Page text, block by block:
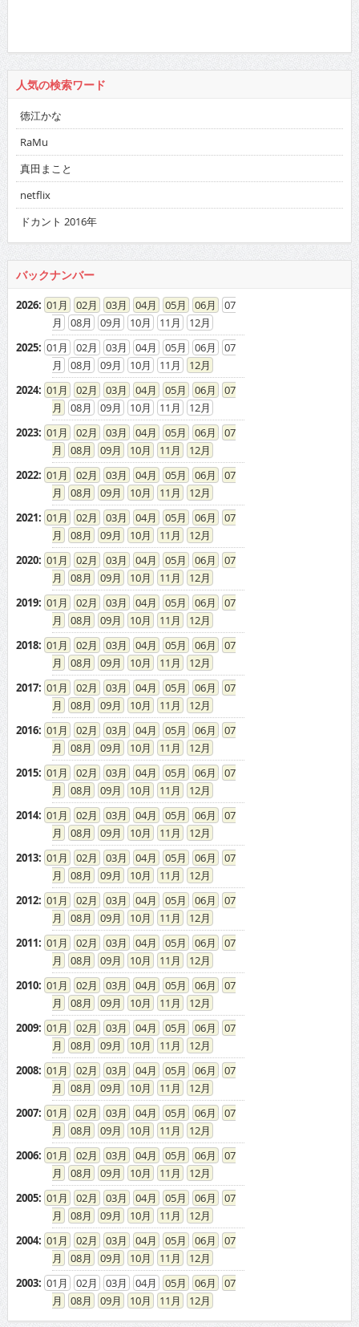
人気の検索ワード
徳江かな
RaMu
真田まこと
netflix
ドカント 2016年
バックナンバー
2026: 01 02 03 04 05 06
07
08
09 10 11
12
2025: 01 02 03 04 05 06
07
08
09 10 11
12
2024: 01 02 03 04 05 06
07
08
09 10 11
12
2023: 01 02 03 04 05 06
07
08
09 10 11
12
2022: 01 02 03 04 05 06
07
08
09 10 11
12
2021: 01 02 03 04 05 06
07
08
09 10 11
12
2020: 01 02 03 04 05 06
07
08
09 10 11
12
2019: 01 02 03 04 05 06
07
08
09 10 11
12
2018: 01 02 03 04 05 06
07
08
09 10 11
12
2017: 01 02 03 04 05 06
07
08
09 10 11
12
2016: 01 02 03 04 05 06
07
08
09 10 11
12
2015: 01 02 03 04 05 06
07
08
09 10 11
12
2014: 01 02 03 04 05 06
07
08
09 10 11
12
2013: 01 02 03 04 05 06
07
08
09 10 11
12
2012: 01 02 03 04 05 06
07
08
09 10 11
12
2011: 01 02 03 04 05 06
07
08
09 10 11
12
2010: 01 02 03 04 05 06
07
08
09 10 11
12
2009: 01 02 03 04 05 06
07
08
09 10 11
12
2008: 01 02 03 04 05 06
07
08
09 10 11
12
2007: 01 02 03 04 05 06
07
08
09 10 11
12
2006: 01 02 03 04 05 06
07
08
09 10 11
12
2005: 01 02 03 04 05 06
07
08
09 10 11
12
2004: 01 02 03 04 05 06
07
08
09 10 11
12
2003: 01 02 03 04 05 06
07
08
09 10 11 12